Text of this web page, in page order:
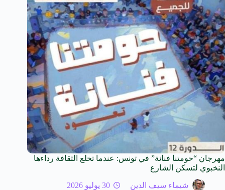
مهرجان “حومتنا فنانة” في تونس: عندما تخلع الثقافة رداءها
النخبوي لتسكن الشارع
شيماء سيف الدين
30 يوليو 2026